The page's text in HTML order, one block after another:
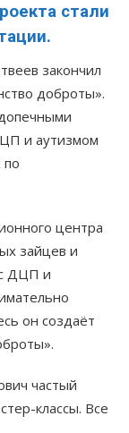
стали
закончил
доброты».
и аутизмом
центра
зайцев и
ДЦП и
он создаёт
частый
классы. Все